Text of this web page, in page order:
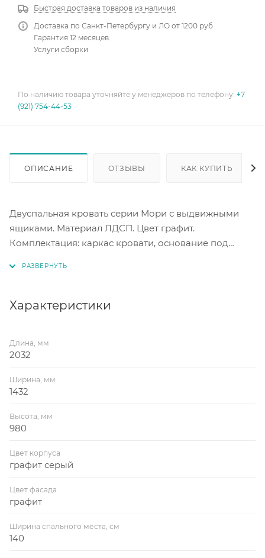
Быстрая доставка товаров из наличия
Доставка по Санкт-Петербургу и ЛО от 1200 руб
Гарантия 12 месяцев.
Услуги сборки
По наличию товара уточняйте у менеджеров по телефону: +7
(921) 754-44-53
ОПИСАНИЕ ОТЗЫВЫ КАК КУПИТЬ
Двуспальная кровать серии Мори с выдвижными
ящиками. Материал ЛДСП. Цвет графит.
Комплектация: каркас кровати, основание под
Характеристики
Длина, мм
2032
Ширина, мм
1432
Высота, мм
980
Цвет корпуса
графит серый
Цвет фасада
графит
Ширина спального места, см
140